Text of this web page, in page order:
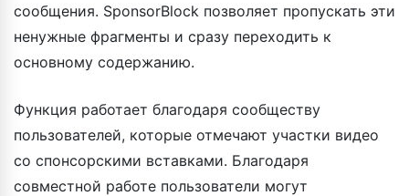
сообщения. SponsorBlock позволяет пропускать эти
ненужные фрагменты и сразу переходить к
основному содержанию.
Функция работает благодаря сообществу
пользователей, которые отмечают участки видео
со спонсорскими вставками. Благодаря
совместной работе пользователи могут